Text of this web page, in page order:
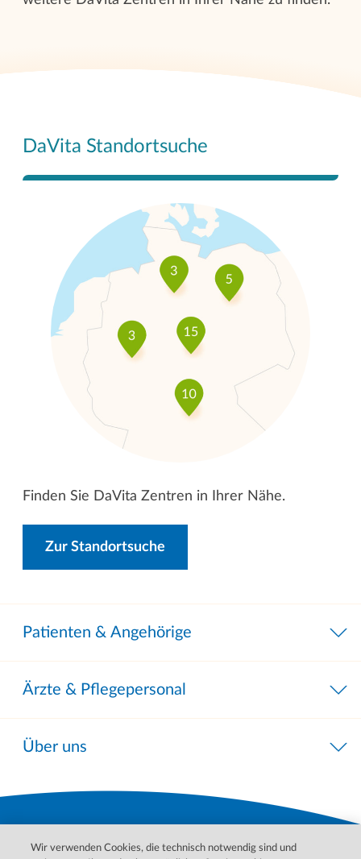
DaVita Standortsuche
Finden Sie DaVita Zentren in Ihrer Nähe.
Zur Standortsuche
Patienten & Angehörige
Ärzte & Pflegepersonal
Über uns
Wir verwenden Cookies, die technisch notwendig sind und